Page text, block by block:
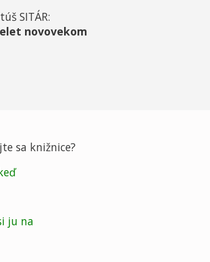
SITÁR:
novovekom
sa knižnice?
ju na